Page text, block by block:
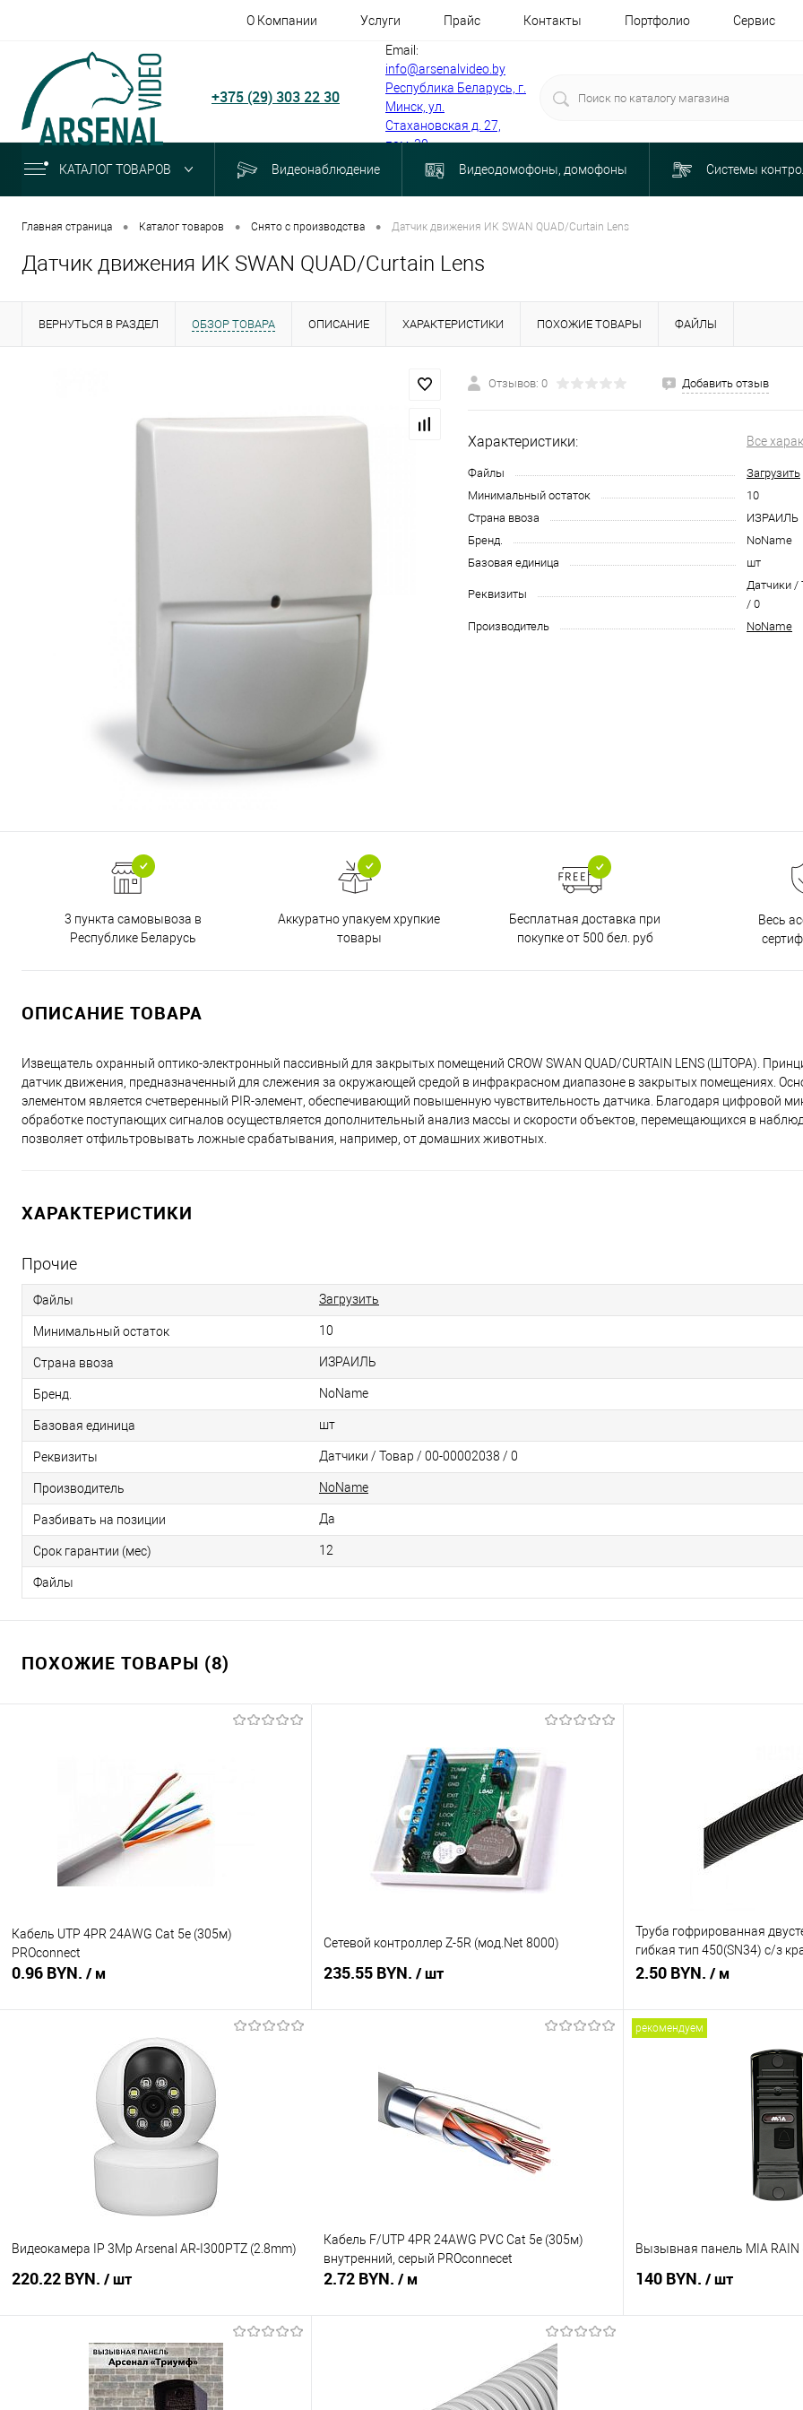
О Компании Услуги Прайс Контакты Портфолио Сервис
+375 (29) 303 22 30
Email:
info@arsenalvideo.by
Республика Беларусь, г.
Минск, ул.
Стахановская д. 27,
пом. 30
КАТАЛОГ ТОВАРОВ Видеонаблюдение Видеодомофоны, домофоны Системы
Главная страница • Каталог товаров • Снято с производства • Датчик движения ИК SWAN QUAD/Curtain Lens
Датчик движения ИК SWAN QUAD/Curtain Lens
ВЕРНУТЬСЯ В РАЗДЕЛ ОБЗОР ТОВАРА ОПИСАНИЕ ХАРАКТЕРИСТИКИ ПОХОЖИЕ ТОВАРЫ ФАЙЛЫ
Отзывов: 0 Добавить отзыв
Характеристики: Все
Файлы
Загрузить
Минимальный остаток
10
Страна ввоза
ИЗРАИЛЬ
Бренд.
NoName
Базовая единица
шт
Реквизиты
Датчики /
/ 0
Производитель
NoName
3 пункта самовывоза в
Республике Беларусь
Аккуратно упакуем хрупкие
товары
Бесплатная доставка при
покупке от 500 бел. руб
Весь
ОПИСАНИЕ ТОВАРА
Извещатель охранный оптико-электронный пассивный для закрытых помещений CROW SWAN QUAD/CURTAIN LENS (ШТОРА).
датчик движения, предназначенный для слежения за окружающей средой в инфракрасном диапазоне в закрытых помещениях.
элементом является счетверенный PIR-элемент, обеспечивающий повышенную чувствительность датчика. Благодаря цифровой
обработке поступающих сигналов осуществляется дополнительный анализ массы и скорости объектов, перемещающихся в
позволяет отфильтровывать ложные срабатывания, например, от домашних животных.
ХАРАКТЕРИСТИКИ
Прочие
Файлы Загрузить
Минимальный остаток 10
Страна ввоза ИЗРАИЛЬ
Бренд. NoName
Базовая единица шт
Реквизиты Датчики / Товар / 00-00002038 / 0
Производитель NoName
Разбивать на позиции Да
Срок гарантии (мес) 12
Файлы
ПОХОЖИЕ ТОВАРЫ (8)
Кабель UTP 4PR 24AWG Cat 5е (305м)
PROconnect
0.96 BYN. / м
В корзину
Купить в 1 клик
Сравнение
В наличии
Сетевой контроллер Z-5R (мод.Net 8000)
235.55 BYN. / шт
Купить в 1 клик
В избранное
В наличии
Труба гофрированная
гибкая тип 450(SN34) с/з
уп)
2.50 BYN. / м
В
Видеокамера IP 3Mp Arsenal AR-I300PTZ (2.8mm)
220.22 BYN. / шт
В корзину
Купить в 1 клик
Сравнение
Кабель F/UTP 4PR 24AWG PVC Cat 5е (305м)
внутренний, серый PROconnecеt
2.72 BYN. / м
Сравнение
рекомендуем
Вызывная панель MIA RAIN
140 BYN. / шт